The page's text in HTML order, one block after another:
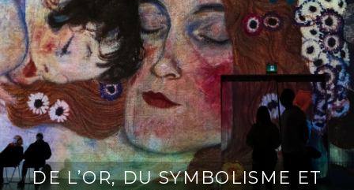
DE L’OR, DU SYMBOLISME ET